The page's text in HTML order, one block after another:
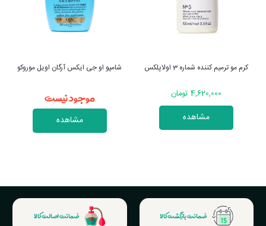
شامپو او جی ایکس آرگان اویل موروکو
موجود نیست
مشاهده
شامپو بیوتین کلاژن اوجی ایکس
موجود نیست
مشاهده
ضمانت بازگشت کالا ضمانت اصالت کالا